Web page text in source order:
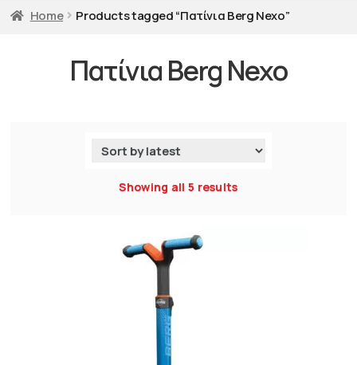
Home Products tagged “Πατίνια Berg Nexo”
Πατίνια Berg Nexo
Showing all 5 results